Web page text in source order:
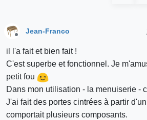
Jean-Franco
il l'a fait et bien fait !
C'est superbe et fonctionnel. Je
petit fou
Dans mon utilisation - la menuiserie -
J'ai fait des portes cintrées à partir
comportait plusieurs composants.